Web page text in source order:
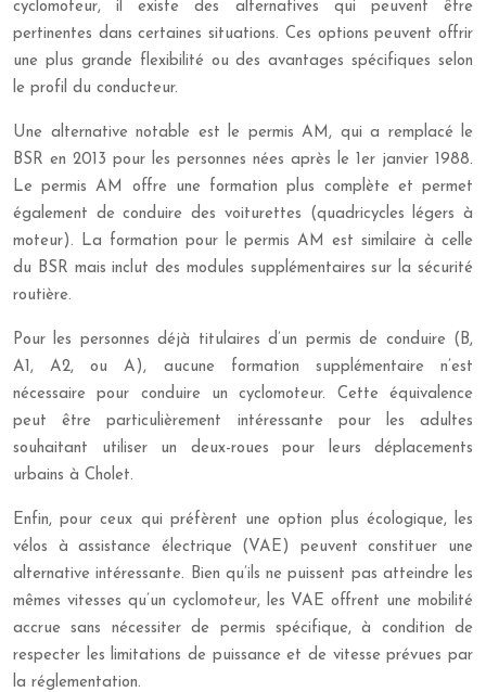
cyclomoteur, il existe des alternatives qui peuvent être
pertinentes dans certaines situations. Ces options peuvent offrir
une plus grande flexibilité ou des avantages spécifiques selon
le profil du conducteur.
Une alternative notable est le permis AM, qui a remplacé le
BSR en 2013 pour les personnes nées après le 1er janvier 1988.
Le permis AM offre une formation plus complète et permet
également de conduire des voiturettes (quadricycles légers à
moteur). La formation pour le permis AM est similaire à celle
du BSR mais inclut des modules supplémentaires sur la sécurité
routière.
Pour les personnes déjà titulaires d’un permis de conduire (B,
A1, A2, ou A), aucune formation supplémentaire n’est
nécessaire pour conduire un cyclomoteur. Cette équivalence
peut être particulièrement intéressante pour les adultes
souhaitant utiliser un deux-roues pour leurs déplacements
urbains à Cholet.
Enfin, pour ceux qui préfèrent une option plus écologique, les
vélos à assistance électrique (VAE) peuvent constituer une
alternative intéressante. Bien qu’ils ne puissent pas atteindre les
mêmes vitesses qu’un cyclomoteur, les VAE offrent une mobilité
accrue sans nécessiter de permis spécifique, à condition de
respecter les limitations de puissance et de vitesse prévues par
la réglementation.